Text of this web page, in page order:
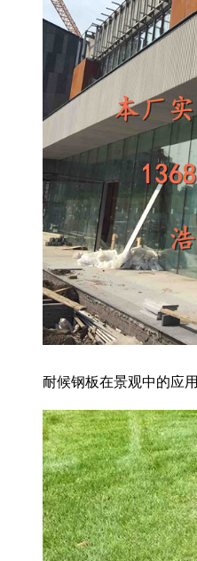
耐候钢板在景观中的应用